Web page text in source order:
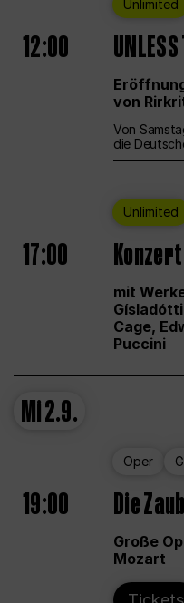
Unlimited
12:00 UNLESS
von
Von
die
Unlimited
17:00
mit
Cage,
Puccini
Mi2.9.
Oper
19:00 Die
Große
Mozart